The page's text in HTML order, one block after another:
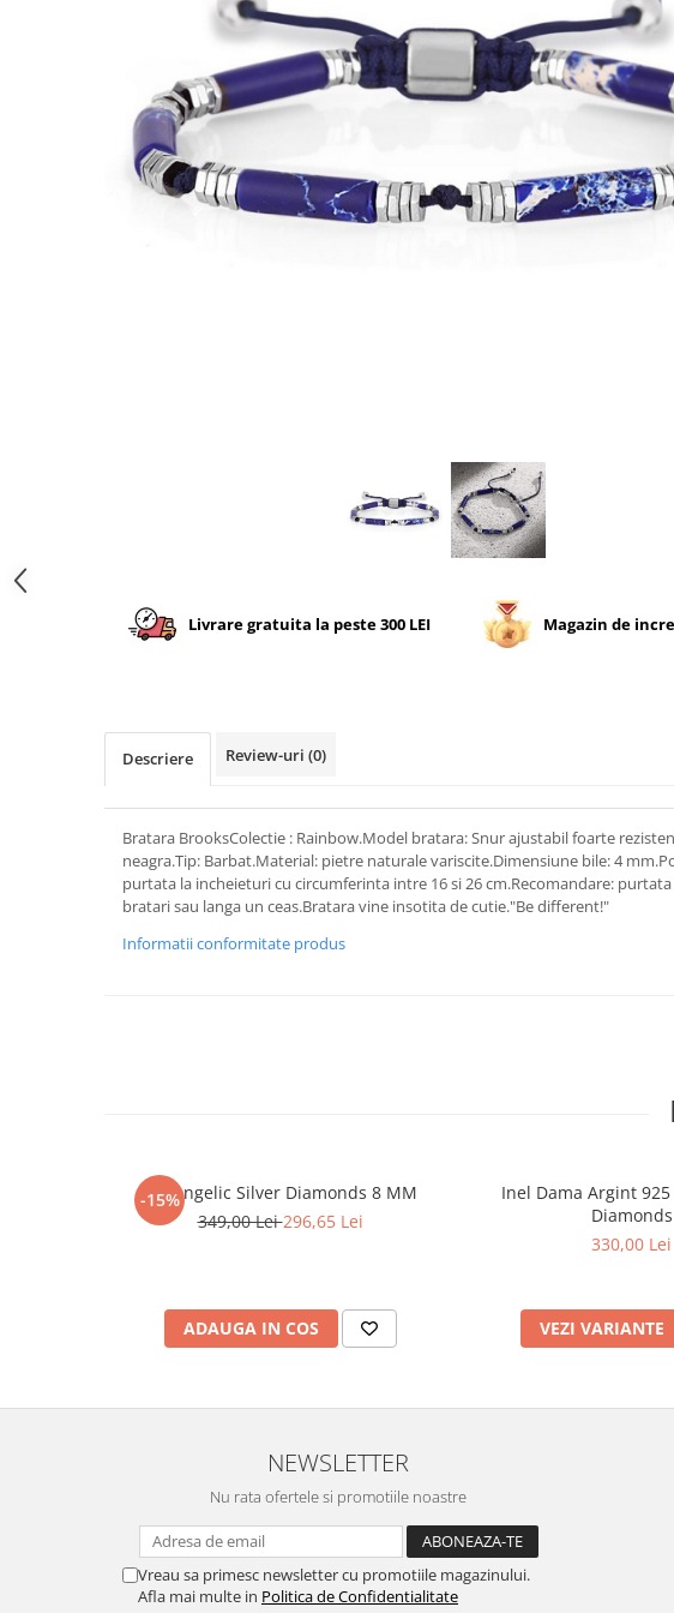
Livrare gratuita la peste 300 LEI Magazin de
Descriere Review-uri (0)
Bratara BrooksColectie : Rainbow.Model bratara: Snur ajustabil foarte
neagra.Tip: Barbat.Material: pietre naturale variscite.Dimensiune bile: 4
purtata la incheieturi cu circumferinta intre 16 si 26 cm.Recomandare:
bratari sau langa un ceas.Bratara vine insotita de cutie."Be different!"
Informatii conformitate produs
-15%
Set Angelic Silver Diamonds 8 MM
349,00 Lei296,65 Lei
ADAUGA IN COS
Inel Dama Argint
Diamonds
330,00 Lei
VEZI VARIANTE
NEWSLETTER
Nu rata ofertele si promotiile noastre
Vreau sa primesc newsletter cu promotiile magazinului.
Afla mai multe in Politica de Confidentialitate